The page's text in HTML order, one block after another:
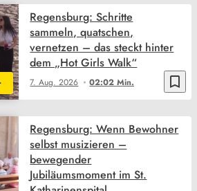
bookmark_border
7. Aug. 2026 02:02 Min.
Regensburg: Schritte
sammeln, quatschen,
vernetzen – das steckt hinter
dem „Hot Girls Walk“
Regensburg: Wenn Bewohner
selbst musizieren –
bewegender
Jubiläumsmoment im St.